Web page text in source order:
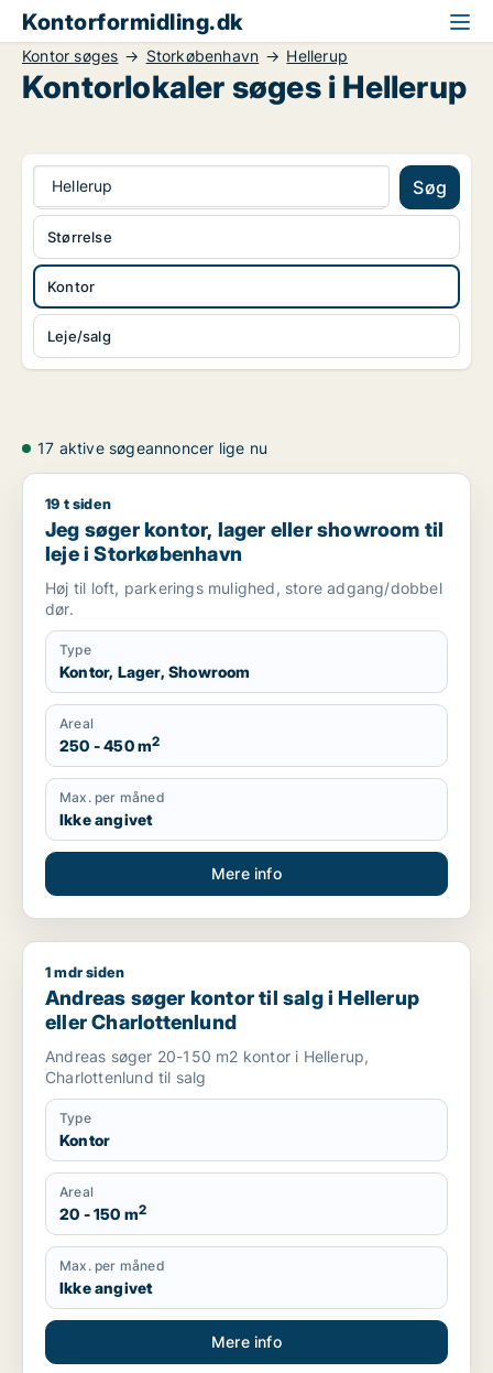
Kontorformidling.dk
Kontor søges Storkøbenhavn Hellerup
Kontorlokaler søges i Hellerup
Hellerup Søg
Kontor
Leje/salg
Størrelse
17 aktive søgeannoncer lige nu
Jeg søger kontor, lager eller showroom til leje i
19 t siden
Jeg søger kontor, lager eller showroom til
leje i Storkøbenhavn
Høj til loft, parkerings mulighed, store adgang/dobbel
dør.
Type
Kontor, Lager, Showroom
Areal
250 - 450 m2
Max. per måned
Ikke angivet
Mere info
Andreas søger kontor til salg i Hellerup eller Charlottenlund
1 mdr siden
Andreas søger kontor til salg i Hellerup
eller Charlottenlund
Andreas søger 20-150 m2 kontor i Hellerup,
Charlottenlund til salg
Type
Kontor
Areal
20 - 150 m2
Max. per måned
Ikke angivet
Mere info